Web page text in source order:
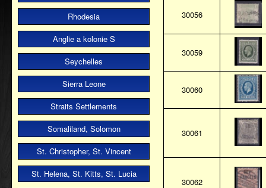
Rhodesia
Anglie a kolonie S
Seychelles
Sierra Leone
Straits Settlements
Somaliland, Solomon
St. Christopher, St. Vincent
St. Helena, St. Kitts, St. Lucia
30056
30059
30060
30061
30062